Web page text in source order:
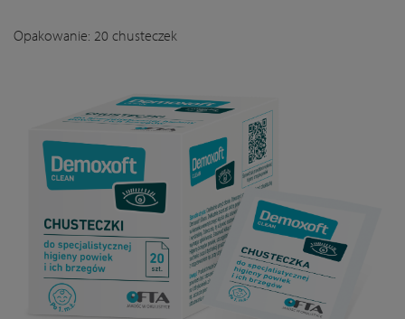
Opakowanie: 20 chusteczek